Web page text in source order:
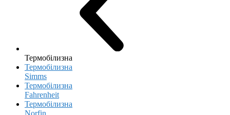
Термобілизна
Термобілизна
Simms
Термобілизна
Fahrenheit
Термобілизна